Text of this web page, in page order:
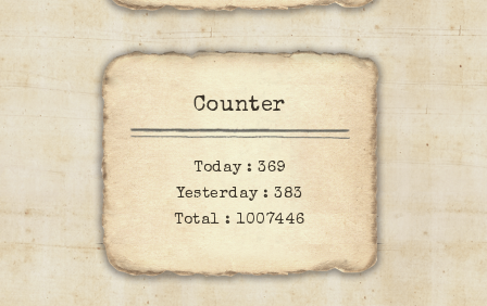
Counter
Today :369
Yesterday :383
Total :1007446